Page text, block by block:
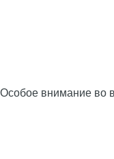
Особое внимание во